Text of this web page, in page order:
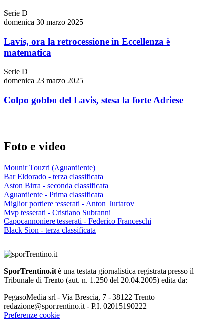
Serie D
domenica 30 marzo 2025
Lavis, ora la retrocessione in Eccellenza è
matematica
Serie D
domenica 23 marzo 2025
Colpo gobbo del Lavis, stesa la forte Adriese
Foto e video
Mounir Touzri (Aguardiente)
Bar Eldorado - terza classificata
Aston Birra - seconda classificata
Aguardiente - Prima classificata
Miglior portiere tesserati - Anton Turtarov
Mvp tesserati - Cristiano Subranni
Capocannoniere tesserati - Federico Franceschi
Black Sion - terza classificata
SporTrentino.it è una testata giornalistica registrata presso il
Tribunale di Trento (aut. n. 1.250 del 20.04.2005) edita da:
PegasoMedia srl - Via Brescia, 7 - 38122 Trento
redazione@sportrentino.it - P.I. 02015190222
Preferenze cookie